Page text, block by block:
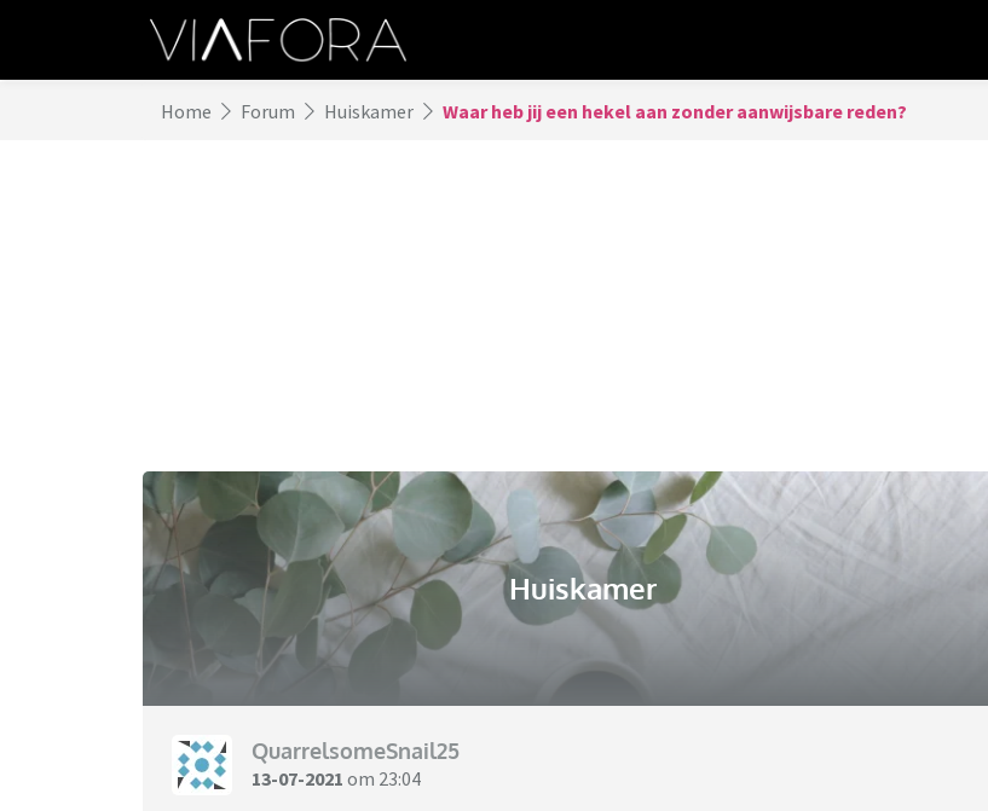
Home Forum Huiskamer Waar heb jij een hekel aan zonder aanwijsbare reden?
Huiskamer
QuarrelsomeSnail25
13-07-2021 om 23:04